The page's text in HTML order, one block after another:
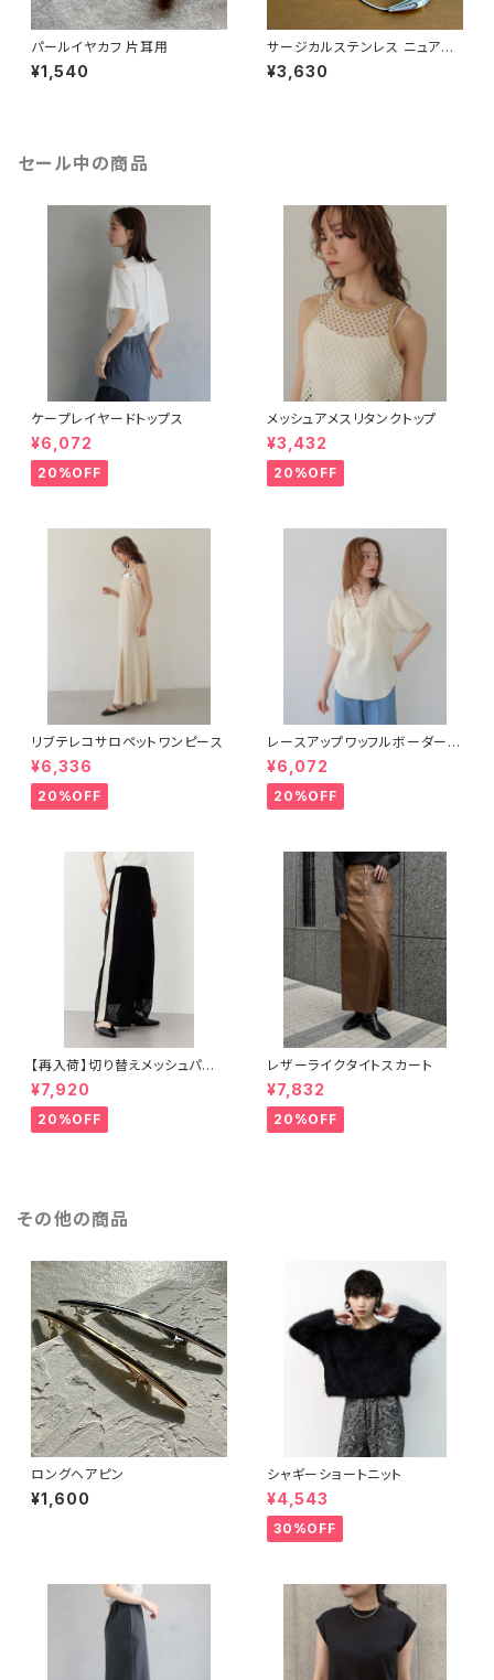
パールイヤカフ 片耳用
¥1,540
サージカルステンレス ニュアン
スバーネックレス
¥3,630
セール中の商品
ケープレイヤードトップス
¥6,072
20%OFF
メッシュアメスリタンクトップ
¥3,432
20%OFF
リブテレコサロペットワンピース
¥6,336
20%OFF
レースアップワッフルボーダー半
袖トップス
¥6,072
20%OFF
【再入荷】切り替えメッシュパン
ツ
¥7,920
20%OFF
レザーライクタイトスカート
¥7,832
20%OFF
その他の商品
ロングヘアピン
¥1,600
シャギーショートニット
¥4,543
30%OFF